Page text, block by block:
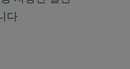
다